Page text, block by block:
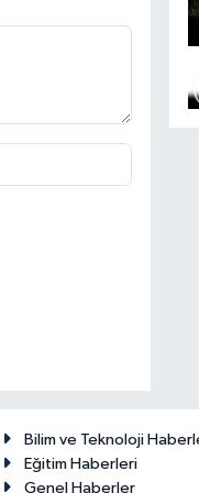
Bilim ve Teknoloji
Eğitim Haberleri
Genel Haberler